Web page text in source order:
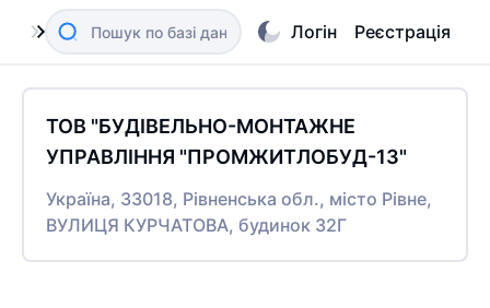
Логін Реєстрація
ТОВ "БУДІВЕЛЬНО-МОНТАЖНЕ
УПРАВЛІННЯ "ПРОМЖИТЛОБУД-13"
Україна, 33018, Рівненська обл., місто Рівне,
ВУЛИЦЯ КУРЧАТОВА, будинок 32Г